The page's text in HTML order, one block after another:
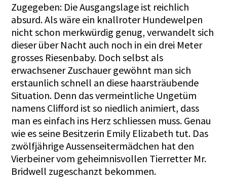
Zugegeben: Die Ausgangslage ist reichlich
absurd. Als wäre ein knallroter Hundewelpen
nicht schon merkwürdig genug, verwandelt sich
dieser über Nacht auch noch in ein drei Meter
grosses Riesenbaby. Doch selbst als
erwachsener Zuschauer gewöhnt man sich
erstaunlich schnell an diese haarsträubende
Situation. Denn das vermeintliche Ungetüm
namens Clifford ist so niedlich animiert, dass
man es einfach ins Herz schliessen muss. Genau
wie es seine Besitzerin Emily Elizabeth tut. Das
zwölfjährige Aussenseitermädchen hat den
Vierbeiner vom geheimnisvollen Tierretter Mr.
Bridwell zugeschanzt bekommen.